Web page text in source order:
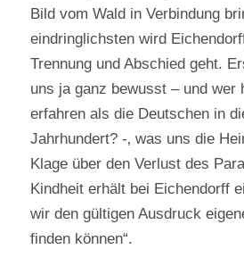
Bild vom Wald in Verbindung
eindringlichsten wird
Trennung und Abschied geht.
uns ja ganz bewusst – und wer
erfahren als die Deutschen in
Jahrhundert? -‚ was uns die
Klage über den Verlust des
Kindheit erhält bei Eichendorff
wir den gültigen Ausdruck
finden können“.